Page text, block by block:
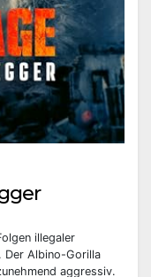
illegaler
Der Albino-Gorilla
aggressiv.